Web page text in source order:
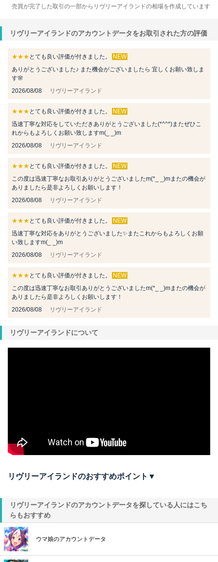
売買が完了した取引の一部からリヴリーアイランドの相場を作成しています
リヴリーアイランドのアカウントデータをお取引された方の評価
★★★ とても良い評価が付きました。
NEW
ありがとうございました♪ また機会がございましたら 宜しくお願い致しま
す🌸
2026/08/08
リヴリーアイランド
★★★ とても良い評価が付きました。
NEW
迅速丁寧な対応をしていただきありがとうございました(*^^*)またぜひこ
れからもよろしくお願い致しますm(_ _)m
2026/08/08
リヴリーアイランド
★★★ とても良い評価が付きました。
NEW
この度は迅速丁寧なお取引ありがとうございましたm(*_ _)mまたの機会が
ありましたら是非よろしくお願いします！
2026/08/08
リヴリーアイランド
★★★ とても良い評価が付きました。
NEW
迅速丁寧な対応をありがとうございました✨️またこれからもよろしくお願
い致しますm(_ _)m
2026/08/08
リヴリーアイランド
★★★ とても良い評価が付きました。
NEW
この度は迅速丁寧なお取引ありがとうございましたm(*_ _)mまたの機会が
ありましたら是非よろしくお願いします！
2026/08/08
リヴリーアイランド
リヴリーアイランドについて
リヴリーアイランドのおすすめポイント▼
リヴリーアイランドのアカウントデータを探している人にはこち
らもおすすめ
ウマ娘のアカウントデータ